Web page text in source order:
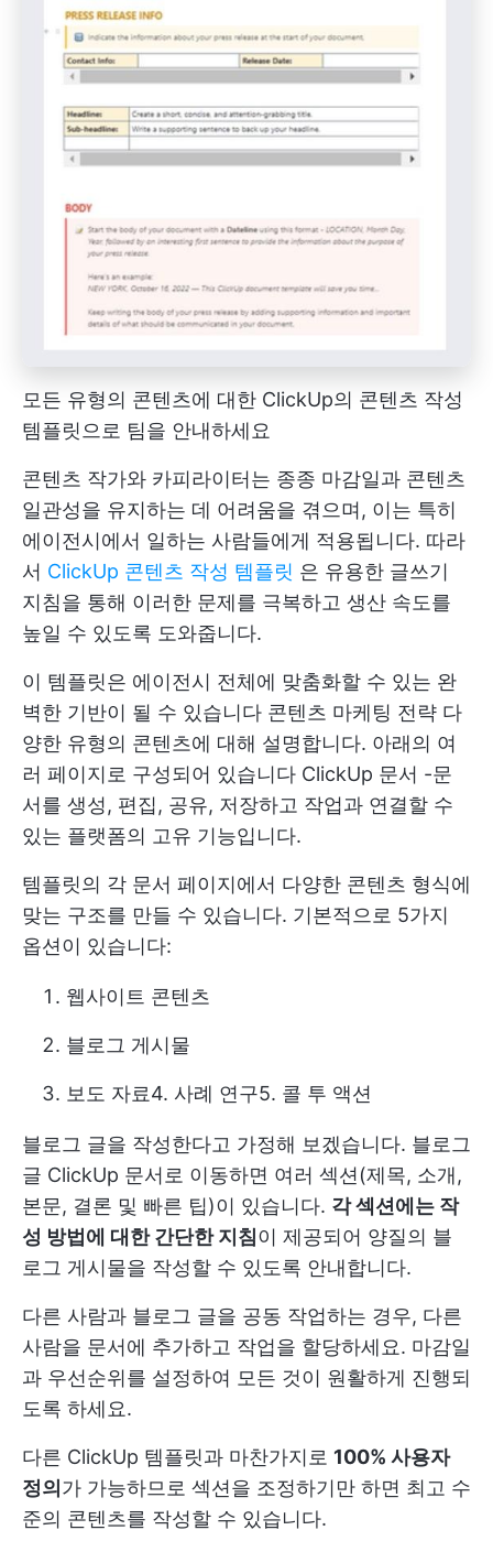
모든 유형의 콘텐츠에 대한 ClickUp의 콘텐츠 작성
템플릿으로 팀을 안내하세요
콘텐츠 작가와 카피라이터는 종종 마감일과 콘텐츠
일관성을 유지하는 데 어려움을 겪으며, 이는 특히
에이전시에서 일하는 사람들에게 적용됩니다. 따라
서 ClickUp 콘텐츠 작성 템플릿 은 유용한 글쓰기
지침을 통해 이러한 문제를 극복하고 생산 속도를
높일 수 있도록 도와줍니다.
이 템플릿은 에이전시 전체에 맞춤화할 수 있는 완
벽한 기반이 될 수 있습니다 콘텐츠 마케팅 전략 다
양한 유형의 콘텐츠에 대해 설명합니다. 아래의 여
러 페이지로 구성되어 있습니다 ClickUp 문서 -문
서를 생성, 편집, 공유, 저장하고 작업과 연결할 수
있는 플랫폼의 고유 기능입니다.
템플릿의 각 문서 페이지에서 다양한 콘텐츠 형식에
맞는 구조를 만들 수 있습니다. 기본적으로 5가지
옵션이 있습니다:
웹사이트 콘텐츠
블로그 게시물
보도 자료4. 사례 연구5. 콜 투 액션
블로그 글을 작성한다고 가정해 보겠습니다. 블로그
글 ClickUp 문서로 이동하면 여러 섹션(제목, 소개,
본문, 결론 및 빠른 팁)이 있습니다. 각 섹션에는 작
성 방법에 대한 간단한 지침이 제공되어 양질의 블
로그 게시물을 작성할 수 있도록 안내합니다.
다른 사람과 블로그 글을 공동 작업하는 경우, 다른
사람을 문서에 추가하고 작업을 할당하세요. 마감일
과 우선순위를 설정하여 모든 것이 원활하게 진행되
도록 하세요.
다른 ClickUp 템플릿과 마찬가지로 100% 사용자
정의 가 가능하므로 섹션을 조정하기만 하면 최고 수
준의 콘텐츠를 작성할 수 있습니다.